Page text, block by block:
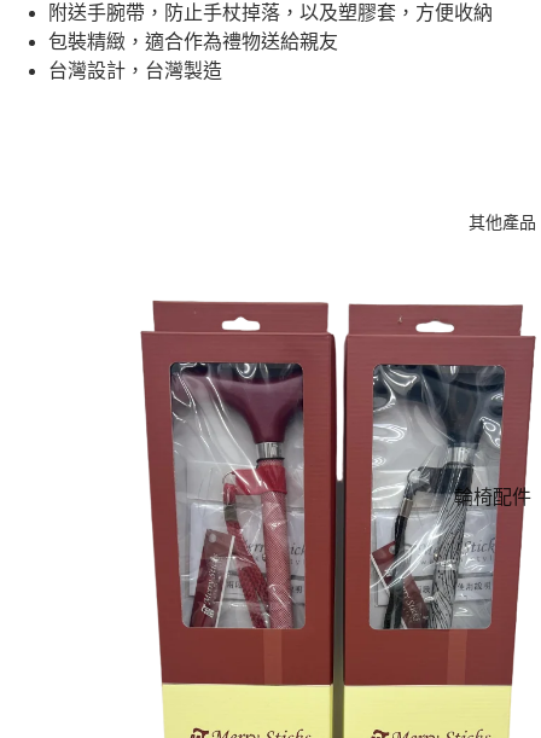
適穩定之
11kg
其他產品
輪椅配件
柺杖
樂齡科技
金產品
附送手腕帶，防止手杖掉落，以及塑膠套，方便收納
包裝精緻，適合作為禮物送給親友
台灣設計，台灣製造